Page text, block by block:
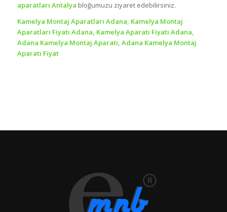
aparatları Antalya bloğumuzu ziyaret edebilirsiniz.
Kamelya Montaj Aparatları Adana, Kamelya Montaj
Aparatları Fiyatı Adana, Kamelya Aparatı Fiyatı Adana,
Adana Kamelya Montaj Aparatı, Adana Kamelya Montaj
Aparatı Fiyat